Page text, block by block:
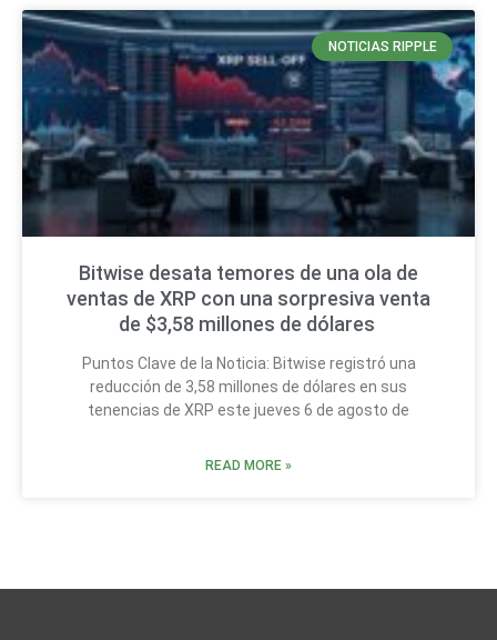
NOTICIAS RIPPLE
Bitwise desata temores de una ola de
ventas de XRP con una sorpresiva venta
de $3,58 millones de dólares
Puntos Clave de la Noticia: Bitwise registró una
reducción de 3,58 millones de dólares en sus
tenencias de XRP este jueves 6 de agosto de
READ MORE »